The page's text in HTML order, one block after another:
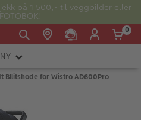
på 1 500,- til veggbilder eller
20:00
Søndag: 20:00
0
Bllitshode for Wistro AD600Pro